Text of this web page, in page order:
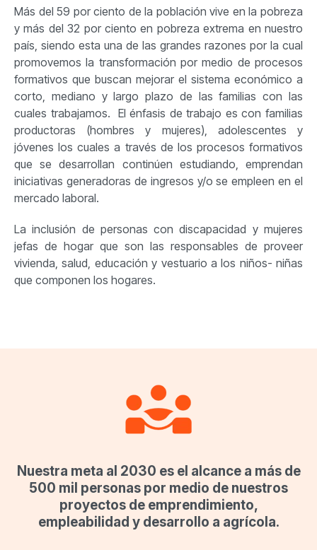
Más del 59 por ciento de la población vive en la pobreza
y más del 32 por ciento en pobreza extrema en nuestro
país, siendo esta una de las grandes razones por la cual
promovemos la transformación por medio de procesos
formativos que buscan mejorar el sistema económico a
corto, mediano y largo plazo de las familias con las
cuales trabajamos. El énfasis de trabajo es con familias
productoras (hombres y mujeres), adolescentes y
jóvenes los cuales a través de los procesos formativos
que se desarrollan continúen estudiando, emprendan
iniciativas generadoras de ingresos y/o se empleen en el
mercado laboral.
La inclusión de personas con discapacidad y mujeres
jefas de hogar que son las responsables de proveer
vivienda, salud, educación y vestuario a los niños- niñas
que componen los hogares.
Nuestra meta al 2030 es el alcance a más de
500 mil personas por medio de nuestros
proyectos de emprendimiento,
empleabilidad y desarrollo a agrícola.